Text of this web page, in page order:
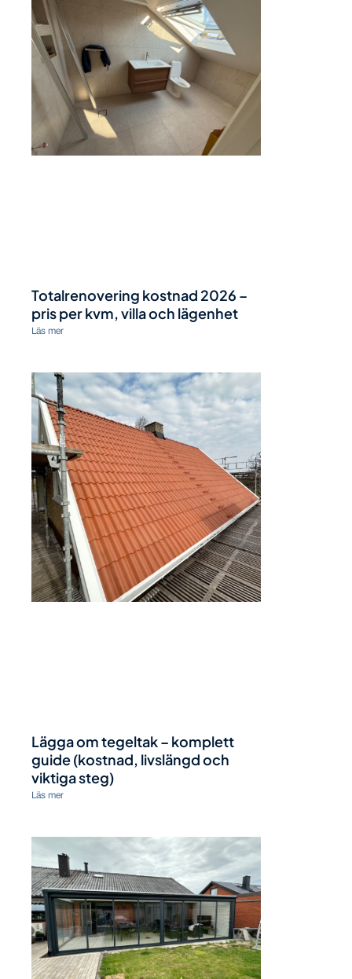
Totalrenovering kostnad 2026 –
pris per kvm, villa och lägenhet
Läs mer
Lägga om tegeltak – komplett
guide (kostnad, livslängd och
viktiga steg)
Läs mer